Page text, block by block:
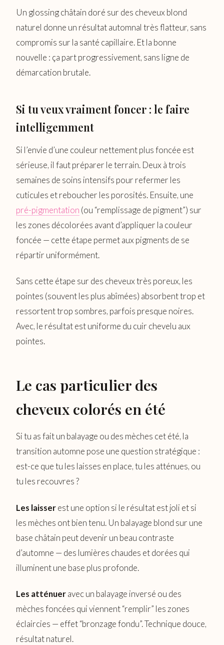
Un glossing châtain doré sur des cheveux blond
naturel donne un résultat automnal très flatteur, sans
compromis sur la santé capillaire. Et la bonne
nouvelle : ça part progressivement, sans ligne de
démarcation brutale.
Si tu veux vraiment foncer : le faire
intelligemment
Si l’envie d’une couleur nettement plus foncée est
sérieuse, il faut préparer le terrain. Deux à trois
semaines de soins intensifs pour refermer les
cuticules et reboucher les porosités. Ensuite, une
pré-pigmentation (ou “remplissage de pigment”) sur
les zones décolorées avant d’appliquer la couleur
foncée — cette étape permet aux pigments de se
répartir uniformément.
Sans cette étape sur des cheveux très poreux, les
pointes (souvent les plus abîmées) absorbent trop et
ressortent trop sombres, parfois presque noires.
Avec, le résultat est uniforme du cuir chevelu aux
pointes.
Le cas particulier des
cheveux colorés en été
Si tu as fait un balayage ou des mèches cet été, la
transition automne pose une question stratégique :
est-ce que tu les laisses en place, tu les atténues, ou
tu les recouvres ?
Les laisserest une option si le résultat est joli et si
les mèches ont bien tenu. Un balayage blond sur une
base châtain peut devenir un beau contraste
d’automne — des lumières chaudes et dorées qui
illuminent une base plus profonde.
Les atténueravec un balayage inversé ou des
mèches foncées qui viennent “remplir” les zones
éclaircies — effet “bronzage fondu”. Technique douce,
résultat naturel.